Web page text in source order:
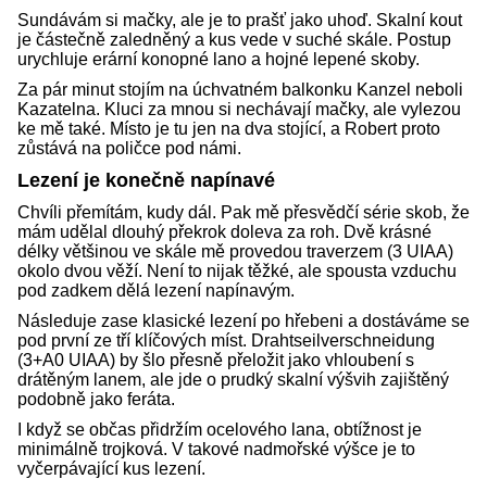
Sundávám si mačky, ale je to prašť jako uhoď. Skalní kout
je částečně zaledněný a kus vede v suché skále. Postup
urychluje erární konopné lano a hojné lepené skoby.
Za pár minut stojím na úchvatném balkonku Kanzel neboli
Kazatelna. Kluci za mnou si nechávají mačky, ale vylezou
ke mě také. Místo je tu jen na dva stojící, a Robert proto
zůstává na poličce pod námi.
Lezení je konečně napínavé
Chvíli přemítám, kudy dál. Pak mě přesvědčí série skob, že
mám udělal dlouhý překrok doleva za roh. Dvě krásné
délky většinou ve skále mě provedou traverzem (3 UIAA)
okolo dvou věží. Není to nijak těžké, ale spousta vzduchu
pod zadkem dělá lezení napínavým.
Následuje zase klasické lezení po hřebeni a dostáváme se
pod první ze tří klíčových míst. Drahtseilverschneidung
(3+A0 UIAA) by šlo přesně přeložit jako vhloubení s
drátěným lanem, ale jde o prudký skalní výšvih zajištěný
podobně jako feráta.
I když se občas přidržím ocelového lana, obtížnost je
minimálně trojková. V takové nadmořské výšce je to
vyčerpávající kus lezení.